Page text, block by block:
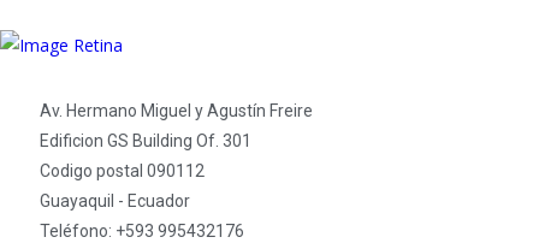
Av. Hermano Miguel y Agustín Freire
Edificion GS Building Of. 301
Codigo postal 090112
Guayaquil - Ecuador
Teléfono: +593 995432176